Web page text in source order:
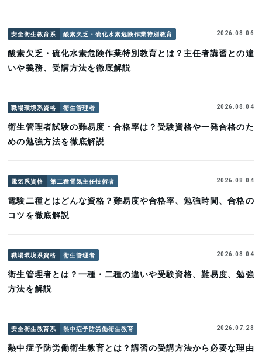
安全衛生教育系 酸素欠乏・硫化水素危険作業特別教育 2026.08.06
酸素欠乏・硫化水素危険作業特別教育とは？主任者講習との違
いや義務、受講方法を徹底解説
職場環境系資格 衛生管理者 2026.08.04
衛生管理者試験の難易度・合格率は？受験資格や一発合格のた
めの勉強方法を徹底解説
電気系資格 第二種電気主任技術者 2026.08.04
電験二種とはどんな資格？難易度や合格率、勉強時間、合格の
コツを徹底解説
職場環境系資格 衛生管理者 2026.08.04
衛生管理者とは？一種・二種の違いや受験資格、難易度、勉強
方法を解説
安全衛生教育系 熱中症予防労働衛生教育 2026.07.28
熱中症予防労働衛生教育とは？講習の受講方法から必要な理由